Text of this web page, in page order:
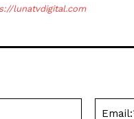
lunatvdigital.com